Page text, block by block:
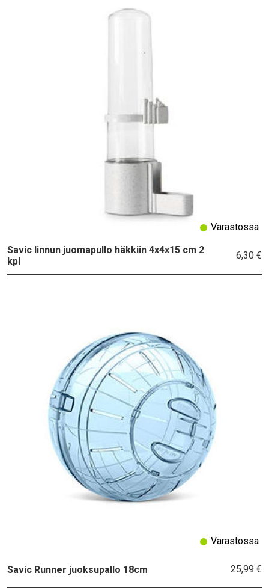
Savic linnun juomapullo häkkiin 4x4x15 cm 2
kpl
6,30 €
Varastossa
Savic Runner juoksupallo 18cm 25,99 €
Varastossa